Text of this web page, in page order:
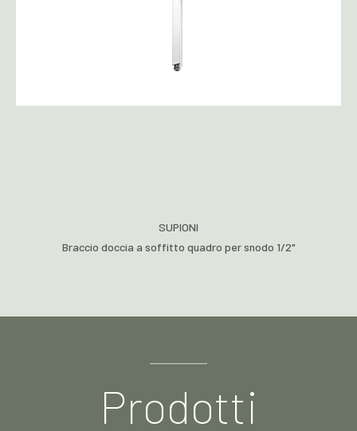
SUPIONI
Braccio doccia a soffitto quadro per snodo 1/2"
Prodotti